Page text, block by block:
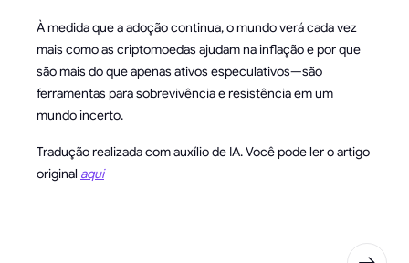
À medida que a adoção continua, o mundo verá cada vez
mais como as criptomoedas ajudam na inflação e por que
são mais do que apenas ativos especulativos—são
ferramentas para sobrevivência e resistência em um
mundo incerto.
Tradução realizada com auxílio de IA. Você pode ler o artigo
original aqui